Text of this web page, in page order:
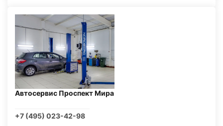
Автосервис Проспект Мира
+7 (495) 023-42-98